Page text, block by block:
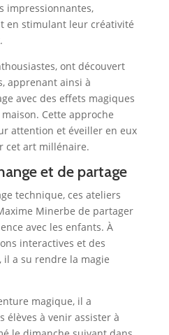
impressionnantes,
en stimulant leur créativité
ont découvert
apprenant ainsi à
avec des effets magiques
Cette approche
attention et éveiller en eux
cet art millénaire.
et de partage
technique, ces ateliers
Minerbe de partager
avec les enfants. À
interactives et des
il a su rendre la magie
magique, il a
élèves à venir assister à